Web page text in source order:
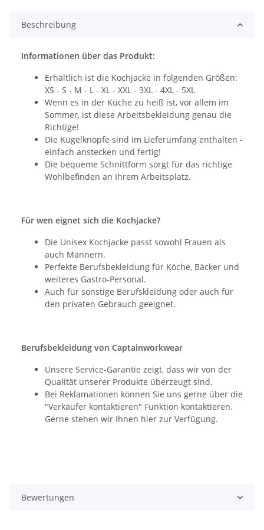
Beschreibung
Informationen über das Produkt:
Erhältlich ist die Kochjacke in folgenden Größen:
XS - S - M - L - XL - XXL - 3XL - 4XL - 5XL
Wenn es in der Küche zu heiß ist, vor allem im
Sommer, ist diese Arbeitsbekleidung genau die
Richtige!
Die Kugelknöpfe sind im Lieferumfang enthalten -
einfach anstecken und fertig!
Die bequeme Schnittform sorgt für das richtige
Wohlbefinden an Ihrem Arbeitsplatz.
Für wen eignet sich die Kochjacke?
Die Unisex Kochjacke passt sowohl Frauen als
auch Männern.
Perfekte Berufsbekleidung für Köche, Bäcker und
weiteres Gastro-Personal.
Auch für sonstige Berufskleidung oder auch für
den privaten Gebrauch geeignet.
Berufsbekleidung von Captainworkwear
Unsere Service-Garantie zeigt, dass wir von der
Qualität unserer Produkte überzeugt sind.
Bei Reklamationen können Sie uns gerne über die
"Verkäufer kontaktieren" Funktion kontaktieren.
Gerne stehen wir Ihnen hier zur Verfügung.
Bewertungen